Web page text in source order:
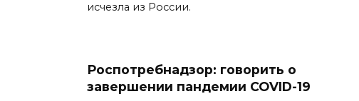
исчезла из России.
Роспотребнадзор: говорить о
завершении пандемии COVID-19